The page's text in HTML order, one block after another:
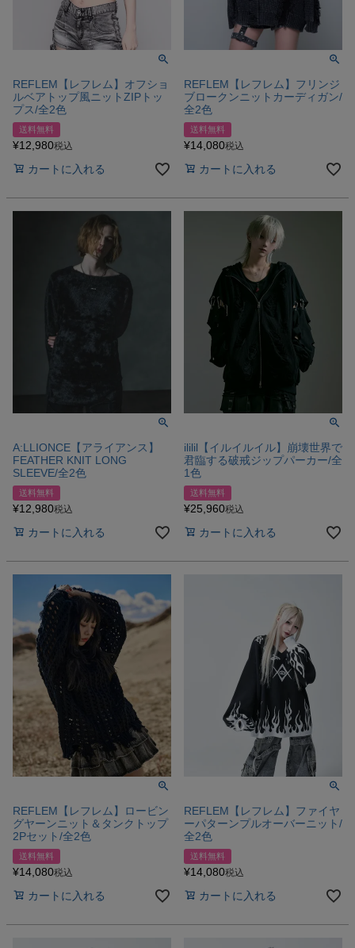
REFLEM【レフレム】オフショ
ルベアトップ風ニットZIPトッ
プス/全2色
送料無料
¥12,980税込
カートに入れる
REFLEM【レフレム】フリンジ
ブロークンニットカーディガン/
全2色
送料無料
¥14,080税込
カートに入れる
A:LLIONCE【アライアンス】
FEATHER KNIT LONG
SLEEVE/全2色
送料無料
¥12,980税込
カートに入れる
ililil【イルイルイル】崩壊世界で
君臨する破戒ジップパーカー/全
1色
送料無料
¥25,960税込
カートに入れる
REFLEM【レフレム】ロービン
グヤーンニット＆タンクトップ
2Pセット/全2色
送料無料
¥14,080税込
カートに入れる
REFLEM【レフレム】ファイヤ
ーパターンプルオーバーニット/
全2色
送料無料
¥14,080税込
カートに入れる